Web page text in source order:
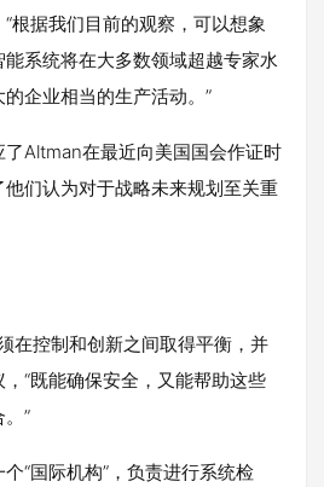
根据我们目前的观察，可以想象
系统将在大多数领域超越专家水
企业相当的生产活动。”
Altman在最近向美国国会作证时
们认为对于战略未来规划至关重
在控制和创新之间取得平衡，并
“既能确保安全，又能帮助这些
”
“国际机构”，负责进行系统检